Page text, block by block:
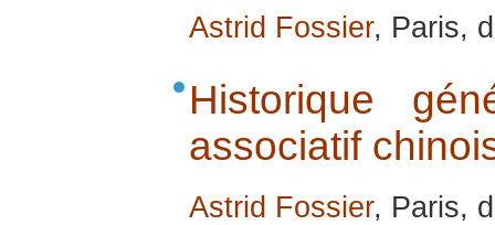
Astrid Fossier, Paris,
Historique
associatif
Astrid Fossier, Paris,